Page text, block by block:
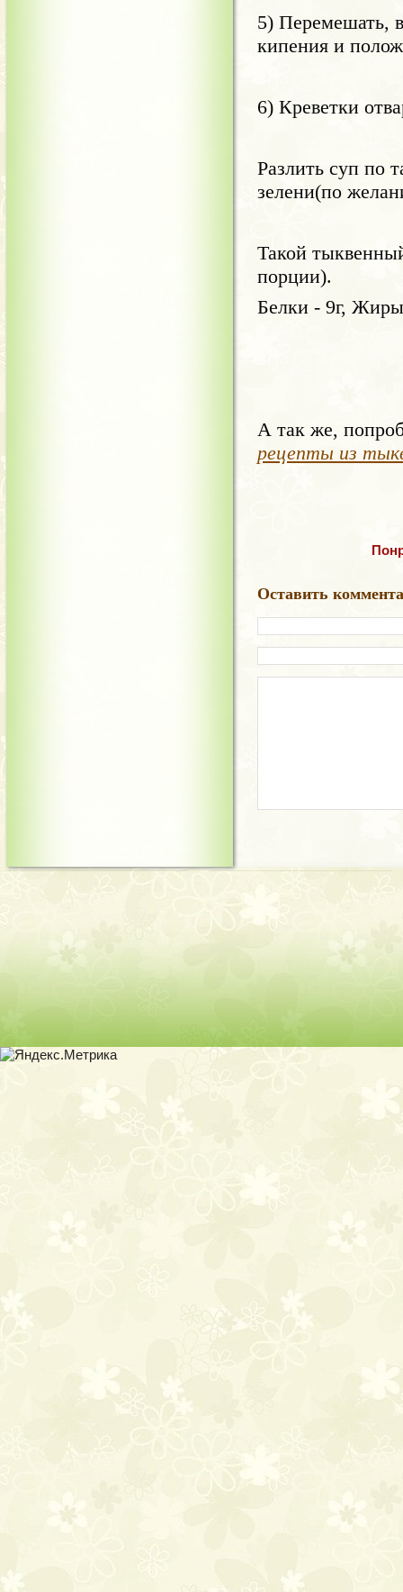
5) Перемешать,
кипения и
6) Креветки
Разлить суп по
зелени(по
Такой
порции).
Белки - 9г, Жиры
А так же,
рецепты из
Оставить